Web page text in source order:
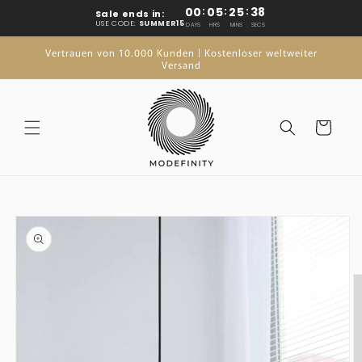
Inhalten
Sale ends in:
USE CODE: SUMMER15
00
DAYS
: 05
HRS
: 25
MINS
: 37
SECS
Vertrauen von 10.000 Kunden | Kostenloser weltweiter
Versand
Wagen